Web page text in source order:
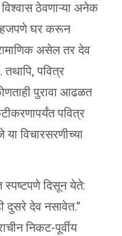
ठेवणाऱ्या अनेक
घर करून
असेल तर देव
तथापि, पवित्र
पुरावा आढळत
पवित्र
विचारसरणीच्या
स्पष्टपणे दिसून येते:
दुसरे देव नसावेत.”
निकट-पूर्वीय